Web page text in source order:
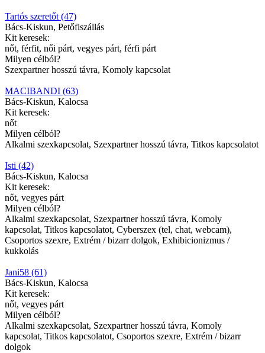
Tartós szeretőt (47)
Bács-Kiskun, Petőfiszállás
Kit keresek:
nőt, férfit, női párt, vegyes párt, férfi párt
Milyen célból?
Szexpartner hosszú távra, Komoly kapcsolat
MACIBANDI (63)
Bács-Kiskun, Kalocsa
Kit keresek:
nőt
Milyen célból?
Alkalmi szexkapcsolat, Szexpartner hosszú távra, Titkos kapcsolatot
Isti (42)
Bács-Kiskun, Kalocsa
Kit keresek:
nőt, vegyes párt
Milyen célból?
Alkalmi szexkapcsolat, Szexpartner hosszú távra, Komoly
kapcsolat, Titkos kapcsolatot, Cyberszex (tel, chat, webcam),
Csoportos szexre, Extrém / bizarr dolgok, Exhibicionizmus /
kukkolás
Jani58 (61)
Bács-Kiskun, Kalocsa
Kit keresek:
nőt, vegyes párt
Milyen célból?
Alkalmi szexkapcsolat, Szexpartner hosszú távra, Komoly
kapcsolat, Titkos kapcsolatot, Csoportos szexre, Extrém / bizarr
dolgok